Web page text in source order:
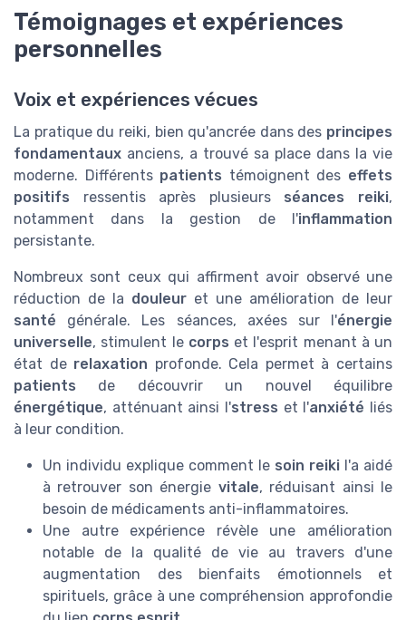
Témoignages et expériences
personnelles
Voix et expériences vécues
La pratique du reiki, bien qu'ancrée dans des principes
fondamentaux anciens, a trouvé sa place dans la vie
moderne. Différents patients témoignent des effets
positifs ressentis après plusieurs séances reiki,
notamment dans la gestion de l'inflammation
persistante.
Nombreux sont ceux qui affirment avoir observé une
réduction de la douleur et une amélioration de leur
santé générale. Les séances, axées sur l'énergie
universelle, stimulent le corps et l'esprit menant à un
état de relaxation profonde. Cela permet à certains
patients de découvrir un nouvel équilibre
énergétique, atténuant ainsi l'stress et l'anxiété liés
à leur condition.
Un individu explique comment le soin reiki l'a aidé
à retrouver son énergie vitale, réduisant ainsi le
besoin de médicaments anti-inflammatoires.
Une autre expérience révèle une amélioration
notable de la qualité de vie au travers d'une
augmentation des bienfaits émotionnels et
spirituels, grâce à une compréhension approfondie